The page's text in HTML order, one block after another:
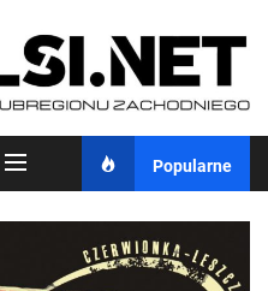
Popularne